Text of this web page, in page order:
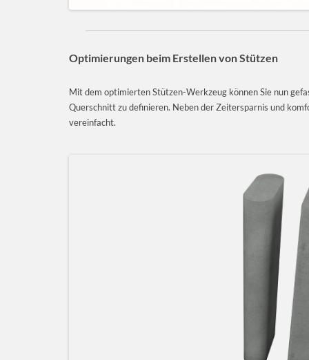
Optimierungen beim Erstellen von Stützen
Mit dem optimierten Stützen-Werkzeug können Sie nun
Querschnitt zu definieren. Neben der Zeitersparnis und
vereinfacht.